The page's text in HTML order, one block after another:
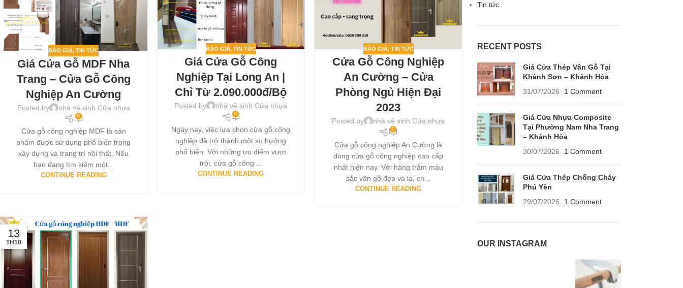
BÁO GIÁ,TIN TỨC
Giá Cửa Gỗ MDF Nha
Trang – Cửa Gỗ Công
Nghiệp An Cường
Posted by nhà vệ sinh Cửa nhựa
0
Cửa gỗ công nghiệp MDF là sản
phẩm được sử dụng phổ biến trong
xây dựng và trang trí nội thất. Nếu
bạn đang tìm kiếm một...
CONTINUE READING
BÁO GIÁ, TIN TỨC
Giá Cửa Gỗ Công
Nghiệp Tại Long An |
Chỉ Từ 2.090.000đ/bộ
Posted by nhà vệ sinh Cửa nhựa
0
Ngày nay, việc lựa chọn cửa gỗ công
nghiệp đã trở thành một xu hướng
phổ biến. Với những ưu điểm vượt
trội, cửa gỗ công ...
CONTINUE READING
BÁO GIÁ, TIN TỨC
Cửa Gỗ Công Nghiệp
An Cường – Cửa
Phòng Ngủ Hiện Đại
2023
Posted by nhà vệ sinh Cửa nhựa
0
Cửa gỗ công nghiệp An Cường là
dòng cửa gỗ công nghiệp cao cấp
nhất hiện nay. Với hàng trăm màu
sắc vân gỗ đẹp và lạ, ch...
CONTINUE READING
13
TH10
Tin tức
RECENT POSTS
Giá Cửa Thép Vân Gỗ Tại
Khánh Sơn – Khánh Hòa
31/07/2026
1 Comment
Giá Cửa Nhựa Composite
Tại Phường Nam Nha Trang
– Khánh Hòa
30/07/2026
1 Comment
Giá Cửa Thép Chống Cháy
Phú Yên
29/07/2026
1 Comment
OUR INSTAGRAM